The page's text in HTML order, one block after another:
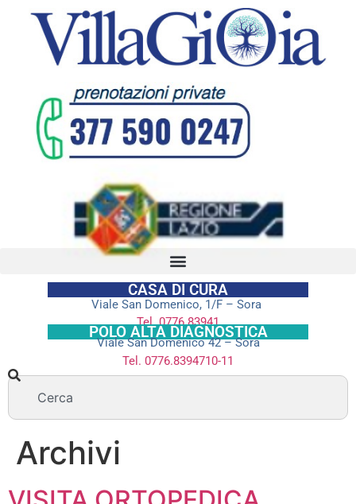
CASA DI CURA
Viale San Domenico, 1/F – Sora
Tel. 0776.83941
POLO ALTA DIAGNOSTICA
Viale San Domenico 42 – Sora
Tel. 0776.8394710-11
Archivi